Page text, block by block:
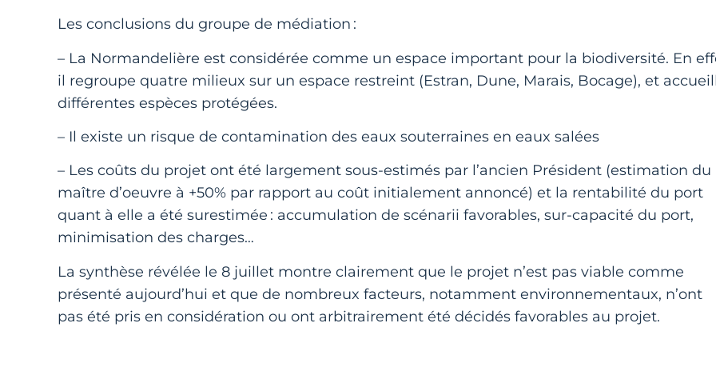
Les conclusions du groupe de médiation :
– La Normandelière est considérée comme un espace important pour la biodiversité. En
il regroupe quatre milieux sur un espace restreint (Estran, Dune, Marais, Bocage), et
différentes espèces protégées.
– Il existe un risque de contamination des eaux souterraines en eaux salées
– Les coûts du projet ont été largement sous-estimés par l’ancien Président (estimation du
maître d’oeuvre à +50% par rapport au coût initialement annoncé) et la rentabilité du port
quant à elle a été surestimée : accumulation de scénarii favorables, sur-capacité du port,
minimisation des charges…
La synthèse révélée le 8 juillet montre clairement que le projet n’est pas viable comme
présenté aujourd’hui et que de nombreux facteurs, notamment environnementaux, n’ont
pas été pris en considération ou ont arbitrairement été décidés favorables au projet.